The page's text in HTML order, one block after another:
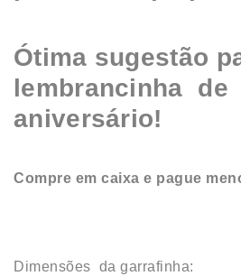
Ótima sugestão
lembrancinha de
aniversário!
Compre em caixa e pague
Dimensões da garrafinha: